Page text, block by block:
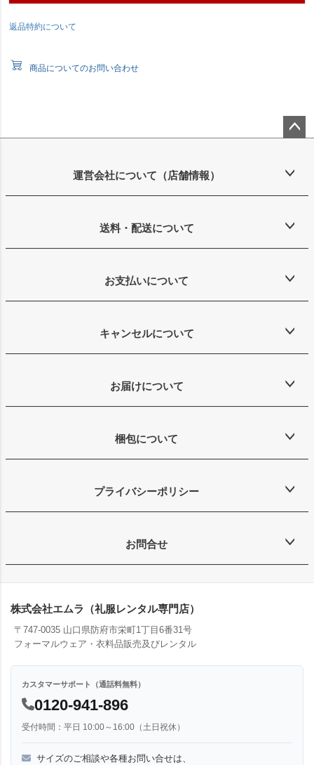
返品特約について
商品についてのお問い合わせ
ップ
運営会社について（店舗情報）
送料・配送について
お支払いについて
キャンセルについて
お届けについて
梱包について
プライバシーポリシー
お問合せ
株式会社エムラ（礼服レンタル専門店）
〒747-0035 山口県防府市栄町1丁目6番31号
フォーマルウェア・衣料品販売及びレンタル
カスタマーサポート（通話料無料）
0120-941-896
受付時間：平日 10:00～16:00（土日祝休）
サイズのご相談や各種お問い合せは、